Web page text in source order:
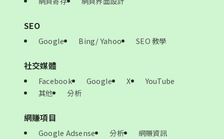
SEO
Google Bing/ Yahoo SEO 教學
社交媒體
Facebook Google X
YouTube
其他
分析
網賺項目
Google Adsense 分析
網賺資訊